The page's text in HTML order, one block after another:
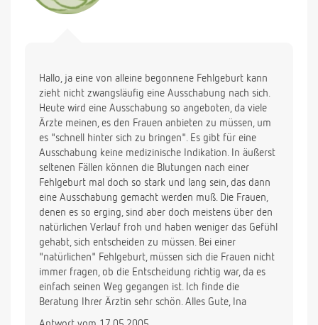
Jetzt bin ich verunsichert. Ich war eigentlich sehr
nicht, wo der Vorteil liegt. Könnten Sie mir sagen, ob
die natürliche Form auch ohne nachträgliche
Ausschabung erfolgen kann? Vielen Dank schon
mal.
Hallo, ja eine von alleine begonnene Fehlgeburt kann
zieht nicht zwangsläufig eine Ausschabung nach sich.
Heute wird eine Ausschabung so angeboten, da viele
Ärzte meinen, es den Frauen anbieten zu müssen, um
es "schnell hinter sich zu bringen". Es gibt für eine
Ausschabung keine medizinische Indikation. In äußerst
seltenen Fällen können die Blutungen nach einer
Fehlgeburt mal doch so stark und lang sein, das dann
eine Ausschabung gemacht werden muß. Die Frauen,
denen es so erging, sind aber doch meistens über den
natürlichen Verlauf froh und haben weniger das Gefühl
gehabt, sich entscheiden zu müssen. Bei einer
"natürlichen" Fehlgeburt, müssen sich die Frauen nicht
immer fragen, ob die Entscheidung richtig war, da es
einfach seinen Weg gegangen ist. Ich finde die
Beratung Ihrer Ärztin sehr schön. Alles Gute, Ina